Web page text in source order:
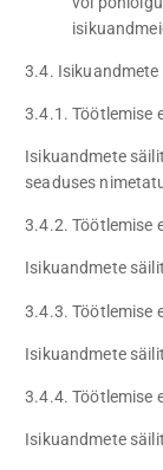
3.4.
3.4.1. Töötlemise
Isikuandmete
seaduses
3.4.2. Töötlemise
Isikuandmete
3.4.3. Töötlemise
Isikuandmete
3.4.4. Töötlemise
Isikuandmete